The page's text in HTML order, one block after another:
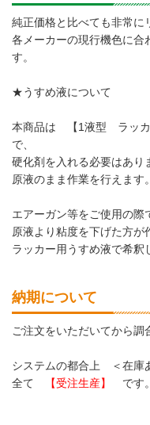
純正価格と比べても非常に
各メーカーの現行機色に合
す。
★うすめ液について
本商品は 【1液型 ラッ
で、
硬化剤を入れる必要はあり
原液のまま作業を行えます。
エアーガン等をご使用の際
原液より粘度を下げた方が
ラッカー用うすめ液で希釈
納期について
ご注文をいただいてから調
システムの都合上 ＜在庫
全て
【受注生産】 です。